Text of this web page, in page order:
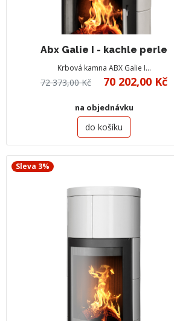
Abx Galie I - kachle perle
Krbová kamna ABX Galie I…
72 373,00 Kč 70 202,00 Kč
na objednávku
do košíku
Sleva 3%